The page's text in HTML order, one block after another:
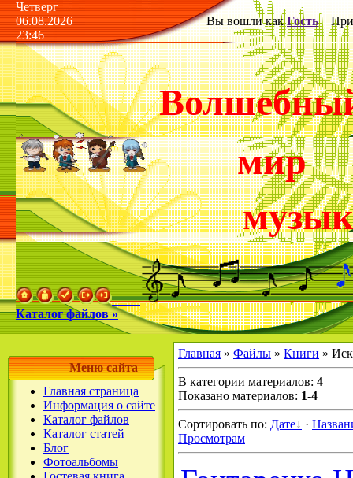
Четверг
06.08.2026
23:46
Вы вошли как Гость
мир
Каталог файлов »
Меню сайта
Главная страница
Информация о сайте
Каталог файлов
Каталог статей
Блог
Фотоальбомы
Главная » Файлы » Книги »
В категории материалов: 4
Показано материалов: 1-4
Сортировать по: Дате ·
Просмотрам